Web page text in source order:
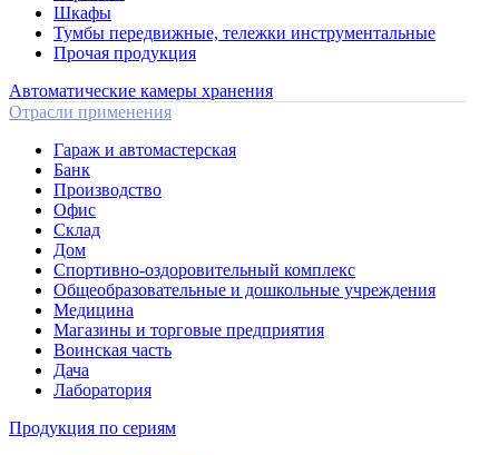
Шкафы
Тумбы передвижные, тележки инструментальные
Прочая продукция
Автоматические камеры хранения
Отрасли применения
Гараж и автомастерская
Банк
Производство
Офис
Склад
Дом
Спортивно-оздоровительный комплекс
Общеобразовательные и дошкольные учреждения
Медицина
Магазины и торговые предприятия
Воинская часть
Дача
Лаборатория
Продукция по сериям